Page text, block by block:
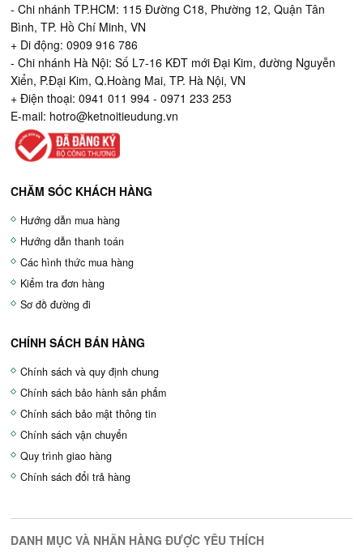
- Chi nhánh TP.HCM: 115 Đường C18, Phường 12, Quận Tân
Bình, TP. Hồ Chí Minh, VN
+ Di động: 0909 916 786
- Chi nhánh Hà Nội: Số L7-16 KĐT mới Đại Kim, đường Nguyễn
Xiển, P.Đại Kim, Q.Hoàng Mai, TP. Hà Nội, VN
+ Điện thoại: 0941 011 994 - 0971 233 253
E-mail: hotro@ketnoitieudung.vn
CHĂM SÓC KHÁCH HÀNG
Hướng dẫn mua hàng
Hướng dẫn thanh toán
Các hình thức mua hàng
Kiểm tra đơn hàng
Sơ đồ đường đi
CHÍNH SÁCH BÁN HÀNG
Chính sách và quy định chung
Chính sách bảo hành sản phẩm
Chính sách bảo mật thông tin
Chính sách vận chuyển
Quy trình giao hàng
Chính sách đổi trả hàng
DANH MỤC VÀ NHÃN HÀNG ĐƯỢC YÊU THÍCH